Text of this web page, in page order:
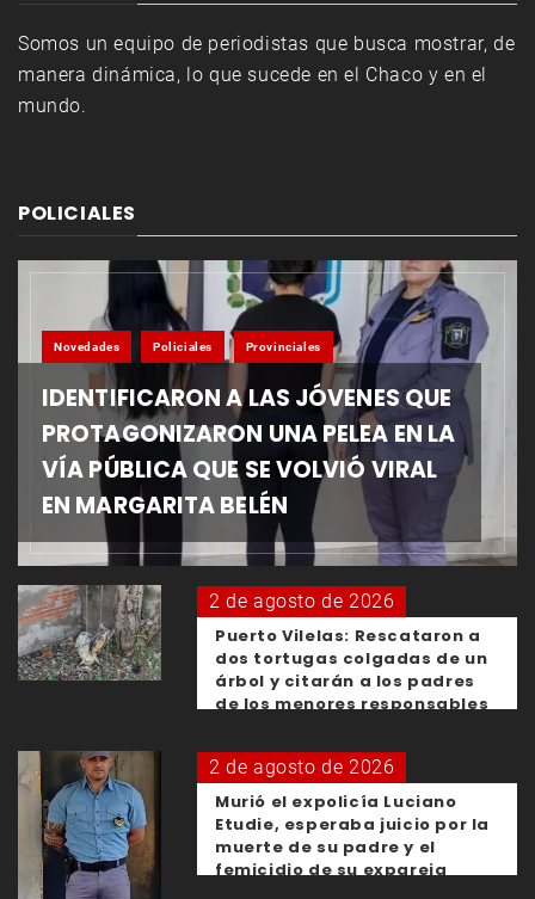
Somos un equipo de periodistas que busca mostrar, de
manera dinámica, lo que sucede en el Chaco y en el
mundo.
POLICIALES
Novedades Policiales Provinciales
IDENTIFICARON A LAS JÓVENES QUE
PROTAGONIZARON UNA PELEA EN LA
VÍA PÚBLICA QUE SE VOLVIÓ VIRAL
EN MARGARITA BELÉN
2 de agosto de 2026
Puerto Vilelas: Rescataron a
dos tortugas colgadas de un
árbol y citarán a los padres
de los menores responsables
2 de agosto de 2026
Murió el expolicía Luciano
Etudie, esperaba juicio por la
muerte de su padre y el
femicidio de su expareja